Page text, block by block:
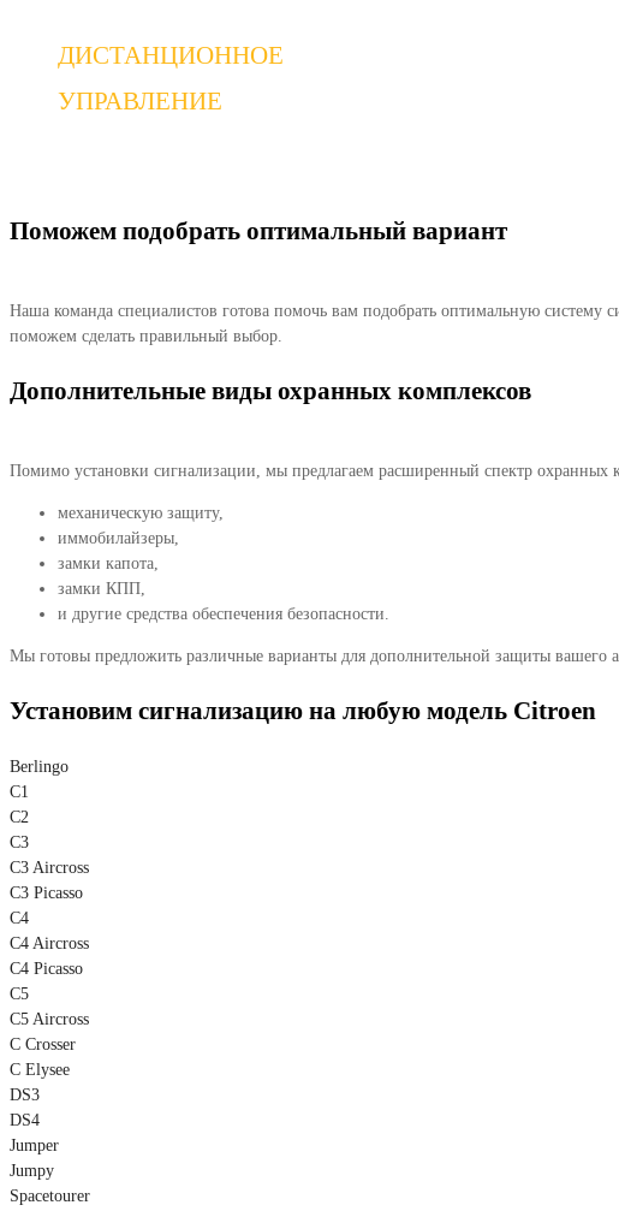
ДИСТАНЦИОННОЕ
УПРАВЛЕНИЕ
Поможем подобрать оптимальный вариант
Наша команда специалистов готова помочь вам подобрать оптимальную
поможем сделать правильный выбор.
Дополнительные виды охранных комплексов
Помимо установки сигнализации, мы предлагаем расширенный спектр охранных
механическую защиту,
иммобилайзеры,
замки капота,
замки КПП,
и другие средства обеспечения безопасности.
Мы готовы предложить различные варианты для дополнительной защиты вашего
Установим сигнализацию на любую модель Citroen
Berlingo
C1
C2
C3
C3 Aircross
C3 Picasso
C4
C4 Aircross
C4 Picasso
C5
C5 Aircross
C Crosser
C Elysee
DS3
DS4
Jumper
Jumpy
Spacetourer